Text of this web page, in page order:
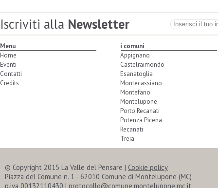
Iscriviti alla Newsletter
Menu
Home
Eventi
Contatti
Credits
i comuni
Appignano
Castelraimondo
Esanatoglia
Montecassiano
Montefano
Montelupone
Porto Recanati
Potenza Picena
Recanati
Treia
© Copyright 2015 La Valle del Pensare | Cookie policy
Piazza del Comune n. 1 - 62010 Comune di Montelupone (MC)
p.iva 00132110430 | protocollo@comune.montelupone.mc.it